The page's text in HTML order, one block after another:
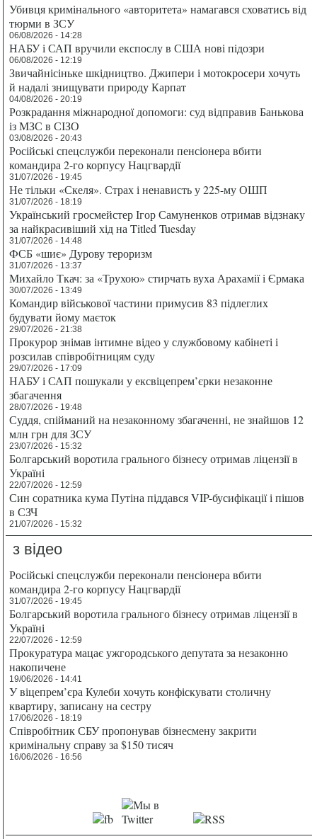
Убивця кримінального «авторитета» намагався сховатись від
тюрми в ЗСУ
06/08/2026 - 14:28
НАБУ і САП вручили експослу в США нові підозри
06/08/2026 - 12:19
Звичайнісіньке шкідництво. Джипери і мотокросери хочуть
й надалі знищувати природу Карпат
04/08/2026 - 20:19
Розкрадання міжнародної допомоги: суд відправив Банькова
із МЗС в СІЗО
03/08/2026 - 20:43
Російські спецслужби переконали пенсіонера вбити
командира 2-го корпусу Нацгвардії
31/07/2026 - 19:45
Не тільки «Скеля». Страх і ненависть у 225-му ОШП
31/07/2026 - 18:19
Український гросмейстер Ігор Самуненков отримав відзнаку
за найкрасивіший хід на Titled Tuesday
31/07/2026 - 14:48
ФСБ «шиє» Дурову тероризм
31/07/2026 - 13:37
Михайло Ткач: за «Трухою» стирчать вуха Арахамії і Єрмака
30/07/2026 - 13:49
Командир військової частини примусив 83 підлеглих
будувати йому маєток
29/07/2026 - 21:38
Прокурор знімав інтимне відео у службовому кабінеті і
розсилав співробітницям суду
29/07/2026 - 17:09
НАБУ і САП пошукали у ексвіцепрем’єрки незаконне
збагачення
28/07/2026 - 19:48
Суддя, спійманий на незаконному збагаченні, не знайшов 12
млн грн для ЗСУ
23/07/2026 - 15:32
Болгарський воротила грального бізнесу отримав ліцензії в
Україні
22/07/2026 - 12:59
Син соратника кума Путіна піддався VIP-бусифікації і пішов
в СЗЧ
21/07/2026 - 15:32
з відео
Російські спецслужби переконали пенсіонера вбити
командира 2-го корпусу Нацгвардії
31/07/2026 - 19:45
Болгарський воротила грального бізнесу отримав ліцензії в
Україні
22/07/2026 - 12:59
Прокуратура мацає ужгородського депутата за незаконно
накопичене
19/06/2026 - 14:41
У віцепрем’єра Кулеби хочуть конфіскувати столичну
квартиру, записану на сестру
17/06/2026 - 18:19
Співробітник СБУ пропонував бізнесмену закрити
кримінальну справу за $150 тисяч
16/06/2026 - 16:56